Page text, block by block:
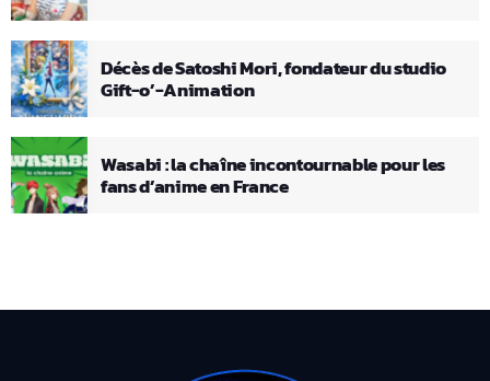
Décès de Satoshi Mori, fondateur du studio
Gift-o’-Animation
Wasabi : la chaîne incontournable pour les
fans d’anime en France